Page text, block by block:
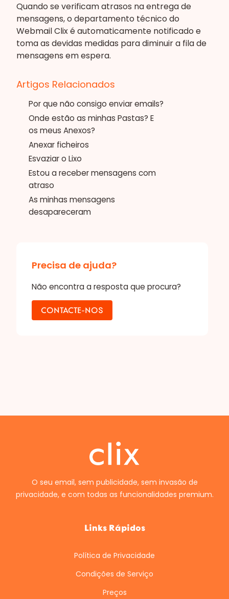
Quando se verificam atrasos na entrega de
mensagens, o departamento técnico do
Webmail Clix é automaticamente notificado e
toma as devidas medidas para diminuir a fila de
mensagens em espera.
Artigos Relacionados
Por que não consigo enviar emails?
Onde estão as minhas Pastas? E
os meus Anexos?
Anexar ficheiros
Esvaziar o Lixo
Estou a receber mensagens com
atraso
As minhas mensagens
desapareceram
Precisa de ajuda?
Não encontra a resposta que procura?
CONTACTE-NOS
O seu email, sem publicidade, sem invasão de
privacidade, e com todas as funcionalidades premium.
Links Rápidos
Política de Privacidade
Condições de Serviço
Preços